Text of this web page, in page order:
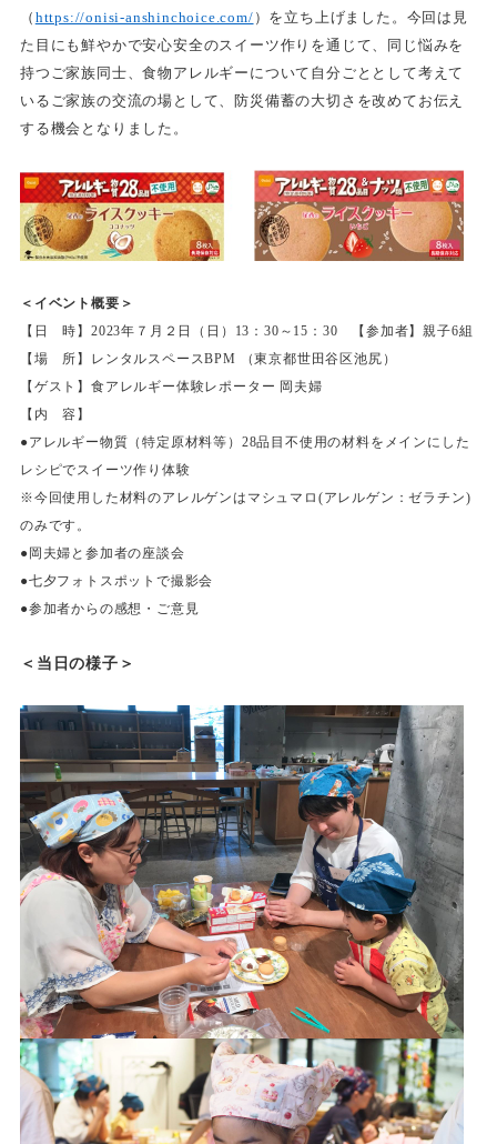
（ https://onisi-anshinchoice.com/ ）を立ち上げました。今回は見
た目にも鮮やかで安心安全のスイーツ作りを通じて、同じ悩みを
持つご家族同士、食物アレルギーについて自分ごととして考えて
いるご家族の交流の場として、防災備蓄の大切さを改めてお伝え
する機会となりました。
＜イベント概要＞
【日 時】2023年７月２日（日）13：30～15：30 【参加者】親子6組
【場 所】レンタルスペースBPM （東京都世田谷区池尻）
【ゲスト】食アレルギー体験レポーター 岡夫婦
【内 容】
●アレルギー物質（特定原材料等）28品目不使用の材料をメインにした
レシピでスイーツ作り体験
※今回使用した材料のアレルゲンはマシュマロ(アレルゲン：ゼラチン)
のみです。
●岡夫婦と参加者の座談会
●七夕フォトスポットで撮影会
●参加者からの感想・ご意見
＜当日の様子＞